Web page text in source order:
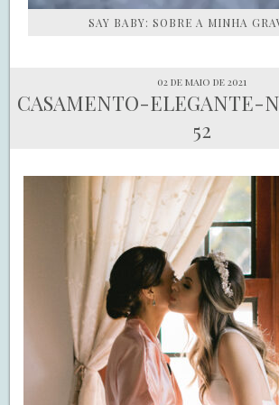
SAY BABY: SOBRE A MINHA
02 de maio de 2021
CASAMENTO-ELEGANTE-
52